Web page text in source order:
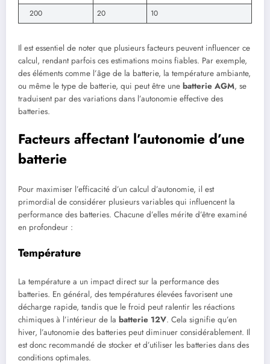
200 20 10
Il est essentiel de noter que plusieurs facteurs peuvent influencer ce
calcul, rendant parfois ces estimations moins fiables. Par exemple,
des éléments comme l’âge de la batterie, la température ambiante,
ou même le type de batterie, qui peut être une batterie AGM, se
traduisent par des variations dans l’autonomie effective des
batteries.
Facteurs affectant l’autonomie d’une
batterie
Pour maximiser l’efficacité d’un calcul d’autonomie, il est
primordial de considérer plusieurs variables qui influencent la
performance des batteries. Chacune d’elles mérite d’être examiné
en profondeur :
Température
La température a un impact direct sur la performance des
batteries. En général, des températures élevées favorisent une
décharge rapide, tandis que le froid peut ralentir les réactions
chimiques à l’intérieur de la batterie 12V. Cela signifie qu’en
hiver, l’autonomie des batteries peut diminuer considérablement. Il
est donc recommandé de stocker et d’utiliser les batteries dans des
conditions optimales.